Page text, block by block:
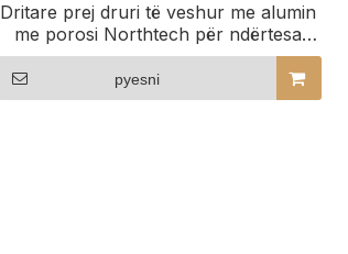
Dritare prej druri të veshur me alumin
me porosi Northtech për ndërtesa
tregtare
pyesni